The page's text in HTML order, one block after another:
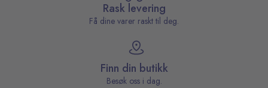
Rask levering
Få dine varer raskt til deg.
Finn din butikk
Besøk oss i dag.